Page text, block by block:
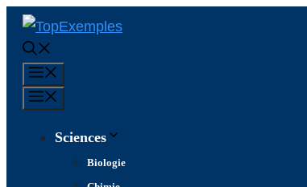
Aller
contenu
Sciences
Biologie